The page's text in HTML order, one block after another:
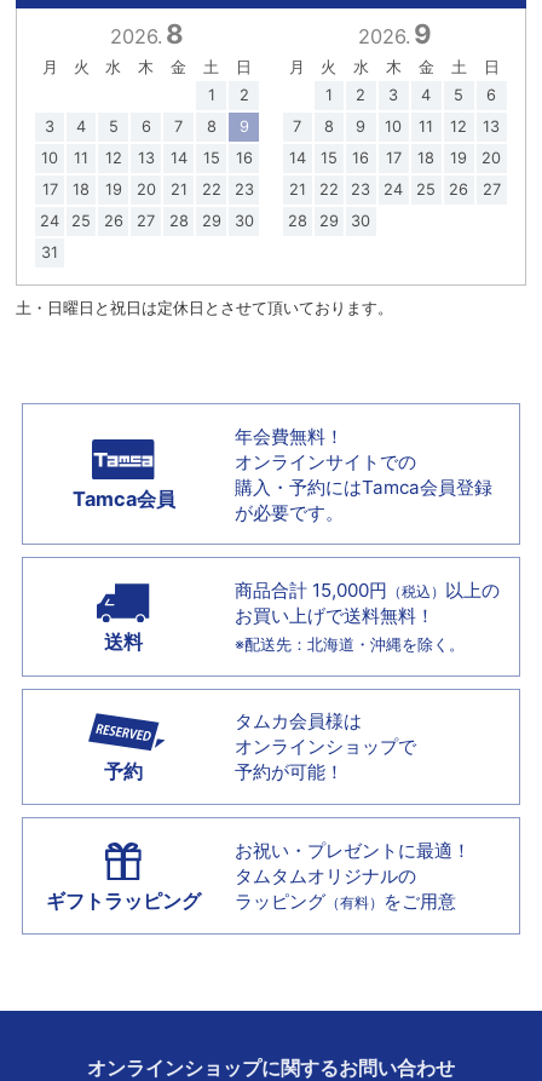
2026. 8
月 火 水 木 金 土
日
1
2
3
4 5 6 7 8
9
10
11 12 13 14 15
16
17
18 19 20 21 22
23
24
25 26 27 28 29
30
31
2026. 9
月 火 水 木 金 土
日
1
2 3 4 5
6
7
8 9 10 11 12
13
14
15 16 17 18 19
20
21
22 23 24 25 26
27
28
29 30
土・日曜日と祝日は定休日とさせて頂いております。
Tamca会員
年会費無料！
オンラインサイトでの
購入・予約にはTamca会員登録
が必要です。
送料
商品合計 15,000円 （税込） 以上の
お買い上げで送料無料！
※配送先：北海道・沖縄を除く。
予約
タムカ会員様は
オンラインショップで
予約が可能！
ギフトラッピング
お祝い・プレゼントに最適！
タムタムオリジナルの
ラッピング （有料） をご用意
オンラインショップに関するお問い合わせ